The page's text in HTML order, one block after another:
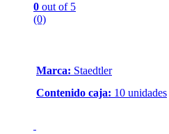
0 out of 5
(0)
Marca: Staedtler
Contenido caja: 10 unidades